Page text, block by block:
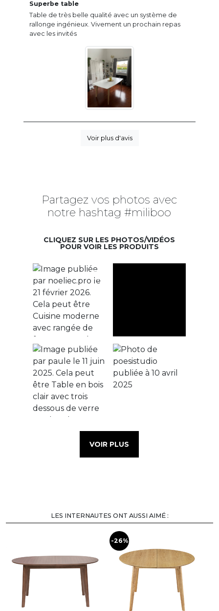
Superbe table
Table de très belle qualité avec un système de
rallonge ingénieux. Vivement un prochain repas
avec les invités
Voir plus d'avis
Partagez vos photos avec
notre hashtag #miliboo
CLIQUEZ SUR LES PHOTOS/VIDÉOS
POUR VOIR LES PRODUITS
VOIR PLUS
LES INTERNAUTES ONT AUSSI AIMÉ :
-26%